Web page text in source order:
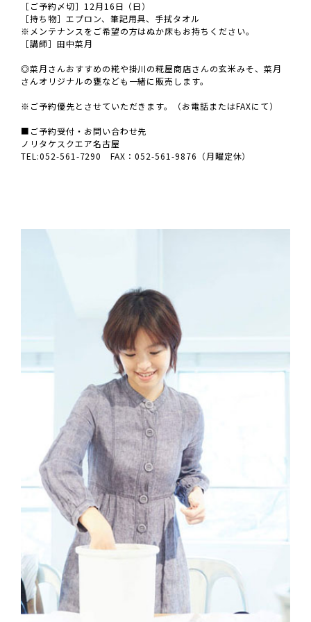
［ご予約〆切］12月16日（日）
［持ち物］エプロン、筆記用具、手拭タオル
※メンテナンスをご希望の方はぬか床もお持ちください。
［講師］田中菜月
◎菜月さんおすすめの糀や掛川の糀屋商店さんの玄米みそ、菜月
さんオリジナルの甕なども一緒に販売します。
※ご予約優先とさせていただきます。（お電話またはFAXにて）
■ご予約受付・お問い合わせ先
ノリタケスクエア名古屋
TEL:052-561-7290 FAX：052-561-9876（月曜定休）